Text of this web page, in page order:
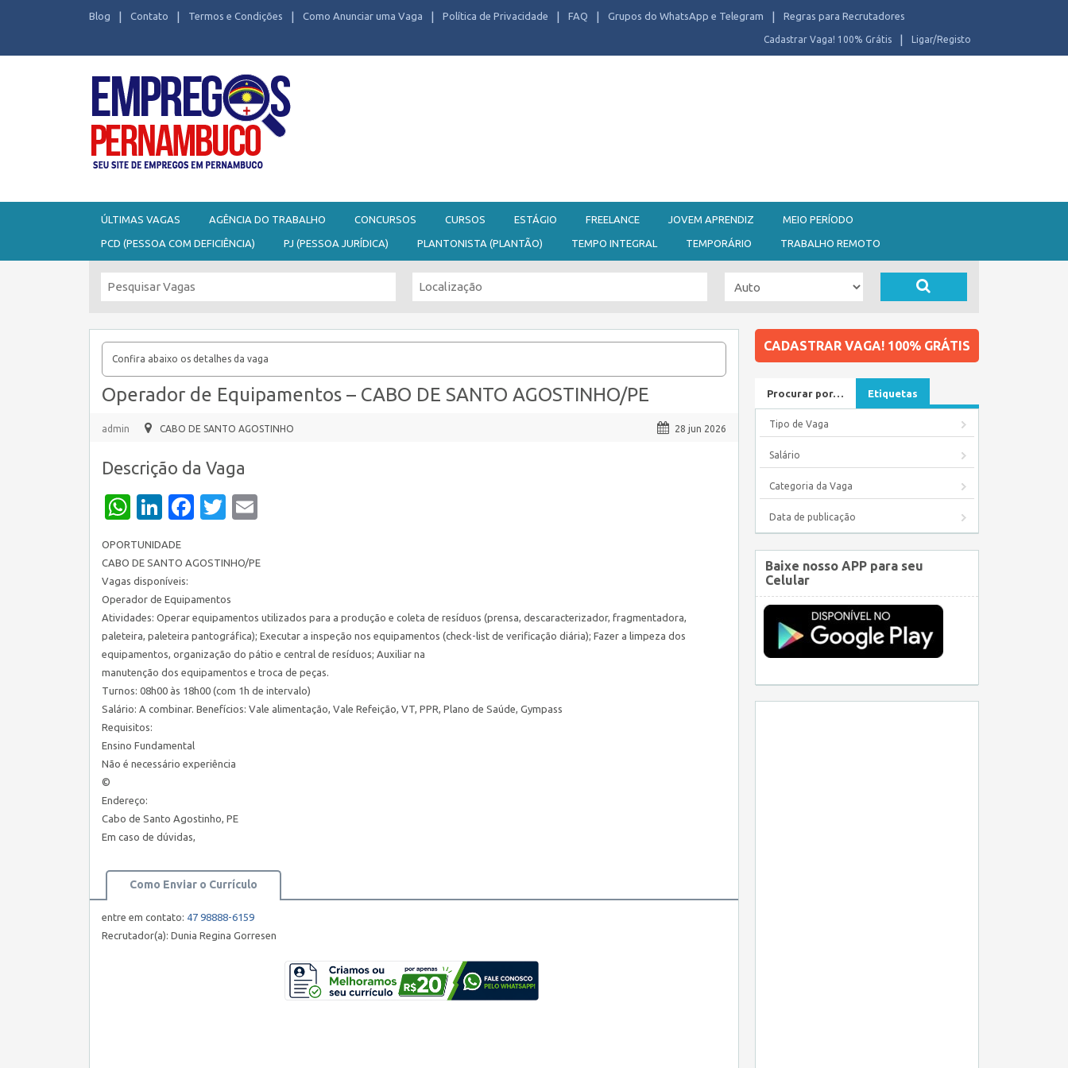
Blog Contato Termos e Condições Como Anunciar uma Vaga Política de Privacidade FAQ Grupos do WhatsApp e Telegram Regras para Recrutadores
Ligar/Registo
Cadastrar Vaga! 100% Grátis
ÚLTIMAS VAGAS AGÊNCIA DO TRABALHO CONCURSOS CURSOS ESTÁGIO FREELANCE JOVEM APRENDIZ MEIO PERÍODO
PCD (PESSOA COM DEFICIÊNCIA) PJ (PESSOA JURÍDICA) PLANTONISTA (PLANTÃO) TEMPO INTEGRAL TEMPORÁRIO TRABALHO REMOTO
Confira abaixo os detalhes da vaga
Operador de Equipamentos – CABO DE SANTO AGOSTINHO/PE
admin CABO DE SANTO AGOSTINHO 28 jun 2026
Descrição da Vaga
WhatsApp
LinkedIn
Facebook
Twitter
OPORTUNIDADE
CABO DE SANTO AGOSTINHO/PE
Vagas disponíveis:
Operador de Equipamentos
Atividades: Operar equipamentos utilizados para a produção e coleta de resíduos (prensa, descaracterizador, fragmentadora,
paleteira, paleteira pantográfica); Executar a inspeção nos equipamentos (check-list de verificação diária); Fazer a limpeza dos
equipamentos, organização do pátio e central de resíduos; Auxiliar na
manutenção dos equipamentos e troca de peças.
Turnos: 08h00 às 18h00 (com 1h de intervalo)
Salário: A combinar. Benefícios: Vale alimentação, Vale Refeição, VT, PPR, Plano de Saúde, Gympass
Requisitos:
Ensino Fundamental
Não é necessário experiência
©
Endereço:
Cabo de Santo Agostinho, PE
Em caso de dúvidas,
Como Enviar o Currículo
entre em contato: 47 98888-6159
Recrutador(a): Dunia Regina Gorresen
CADASTRAR VAGA! 100% GRÁTIS
Procurar por… Etiquetas
Tipo de Vaga
Salário
Categoria da Vaga
Data de publicação
Baixe nosso APP para seu
Celular